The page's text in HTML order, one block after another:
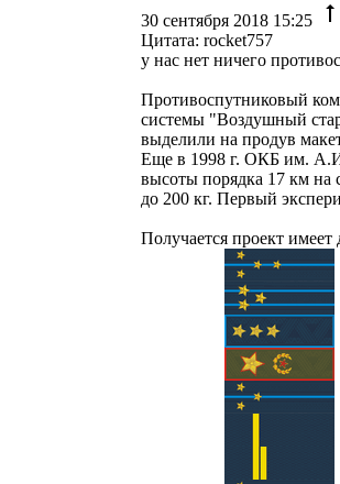
30 сентября 2018 15:25
Цитата: rocket757
у нас нет ничего
Противоспутниковый
системы "Воздушный
выделили на продув
Еще в 1998 г. ОКБ им. А.И.
высоты порядка 17 км на
до 200 кг. Первый
Получается проект имеет